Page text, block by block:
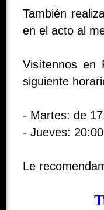
También
en el acto al
Visítennos en
siguiente
- Martes: de
- Jueves:
Le